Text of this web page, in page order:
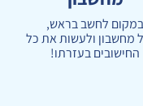
במקום לחשב בראש,
מחשבון ולעשות את כל
החישובים בעזרתו!